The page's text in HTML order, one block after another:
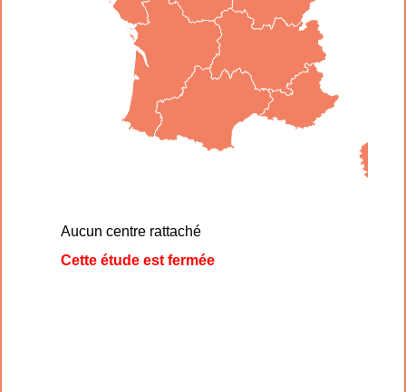
Aucun centre rattaché
Cette étude est fermée